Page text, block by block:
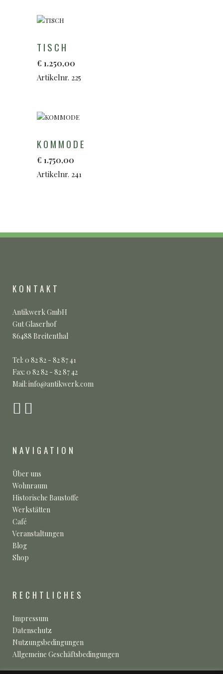
TISCH
€ 1.250,00
Artikelnr. 225
KOMMODE
€ 1.750,00
Artikelnr. 241
KONTAKT
Antikwerk GmbH
Gut Glaserhof
86488 Breitenthal
Tel: 0 82 82 - 82 87 41
Fax: 0 82 82 - 82 87 42
Mail: info@antikwerk.com
NAVIGATION
Über uns
Wohnraum
Historische Baustoffe
Werkstätten
Café
Veranstaltungen
Blog
Shop
RECHTLICHES
Impressum
Datenschutz
Nutzungsbedingungen
Allgemeine Geschäftsbedingungen